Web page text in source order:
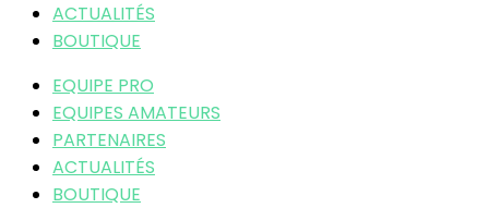
ACTUALITÉS
BOUTIQUE
EQUIPE PRO
EQUIPES AMATEURS
PARTENAIRES
ACTUALITÉS
BOUTIQUE